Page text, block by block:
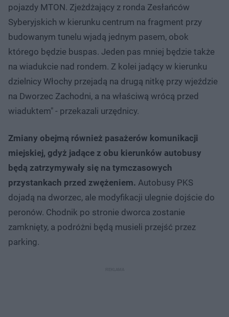
pojazdy MTON. Zjeżdżający z ronda Zesłańców
Syberyjskich w kierunku centrum na fragment przy
budowanym tunelu wjadą jednym pasem, obok
którego będzie buspas. Jeden pas mniej będzie także
na wiadukcie nad rondem. Z kolei jadący w kierunku
dzielnicy Włochy przejadą na drugą nitkę przy wjeździe
na Dworzec Zachodni, a na właściwą wrócą przed
wiaduktem" - przekazali urzędnicy.
Zmiany obejmą również pasażerów komunikacji
miejskiej, gdyż jadące z obu kierunków autobusy
będą zatrzymywały się na tymczasowych
przystankach przed zwężeniem. Autobusy PKS
dojadą na dworzec, ale modyfikacji ulegnie dojście do
peronów. Chodnik po stronie dworca zostanie
zamknięty, a podróżni będą musieli przejść przez
parking.